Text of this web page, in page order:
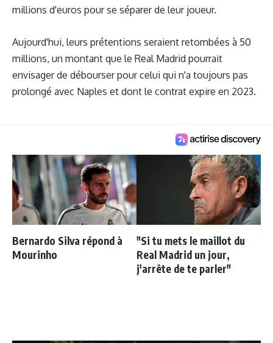
millions d'euros pour se séparer de leur joueur.
Aujourd'hui, leurs prétentions seraient retombées à 50
millions, un montant que le Real Madrid pourrait
envisager de débourser pour celui qui n'a toujours pas
prolongé avec Naples et dont le contrat expire en 2023.
Bernardo Silva répond à
Mourinho
"Si tu mets le maillot du
Real Madrid un jour,
j'arrête de te parler"